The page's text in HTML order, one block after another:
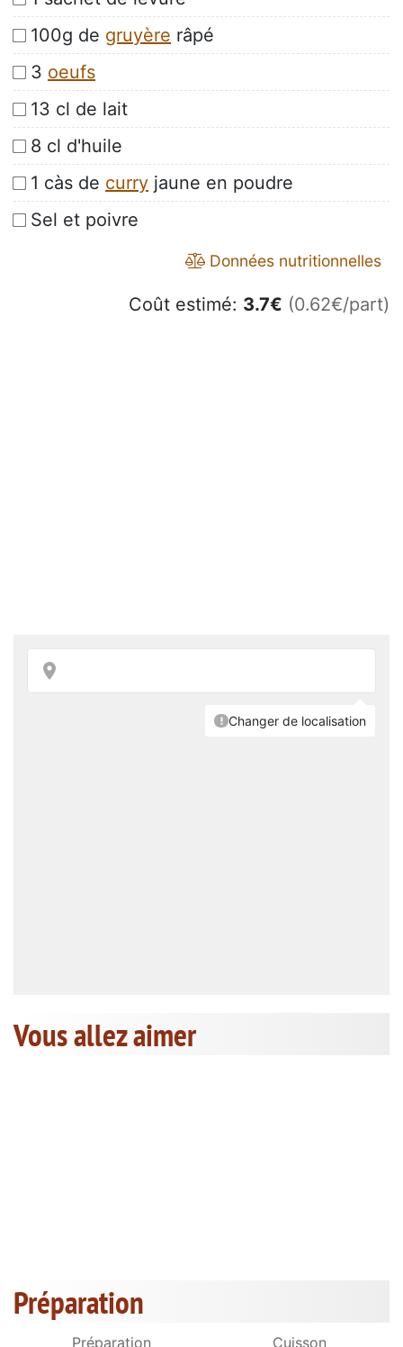
100g de gruyère râpé
3 oeufs
13 cl de lait
8 cl d'huile
1 càs de curry jaune en poudre
Sel et poivre
Données nutritionnelles
Coût estimé: 3.7€ (0.62€/part)
Vous allez aimer
Préparation
Préparation Cuisson